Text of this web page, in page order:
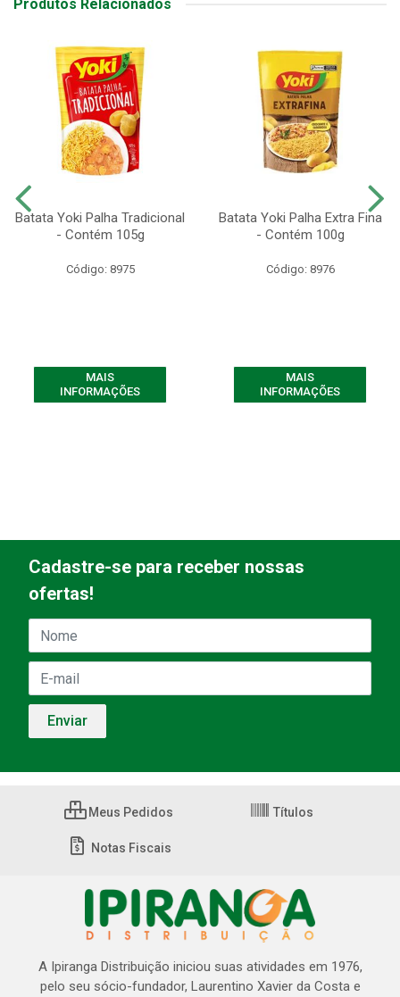
Produtos Relacionados
Batata Yoki Palha Tradicional
- Contém 105g
Código: 8975
MAIS
INFORMAÇÕES
Batata Yoki Palha Extra Fina
- Contém 100g
Código: 8976
MAIS
INFORMAÇÕES
Cadastre-se para receber nossas
ofertas!
Meus Pedidos Títulos
Notas Fiscais
A Ipiranga Distribuição iniciou suas atividades em 1976,
pelo seu sócio-fundador, Laurentino Xavier da Costa e